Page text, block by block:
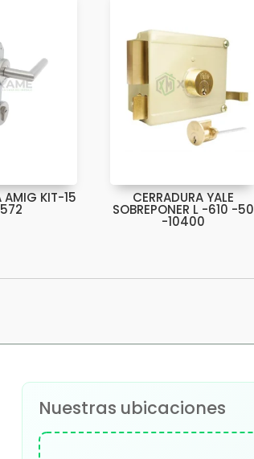
AMIG KIT-15 CERRADURA YALE
SOBREPONER L -610 -50
-10400
Nuestras ubicaciones